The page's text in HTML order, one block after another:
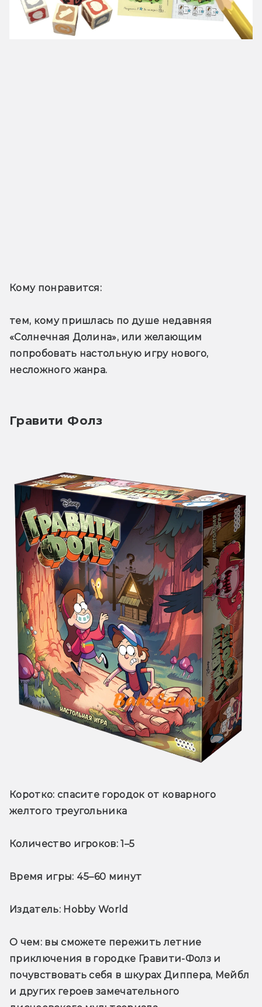
Кому понравится:
тем, кому пришлась по душе недавняя
«Солнечная Долина», или желающим
попробовать настольную игру нового,
несложного жанра.
Гравити Фолз
Коротко: спасите городок от коварного
желтого треугольника
Количество игроков: 1–5
Время игры: 45–60 минут
Издатель: Hobby World
О чем: вы сможете пережить летние
приключения в городке Гравити-Фолз и
почувствовать себя в шкурах Диппера, Мейбл
и других героев замечательного